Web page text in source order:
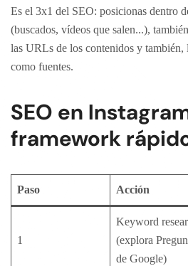
Es el 3x1 del SEO: posicionas dentro
(buscados, vídeos que salen...),
las URLs de los contenidos y también,
como fuentes.
SEO en
framework
Paso Acción
1
Keyword
(explora
de Google)